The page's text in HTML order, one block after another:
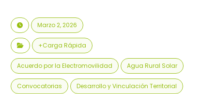
Marzo 2, 2026
+Carga Rápida
Acuerdo por la Electromovilidad Agua Rural Solar
Convocatorias Desarrollo y Vinculación Territorial